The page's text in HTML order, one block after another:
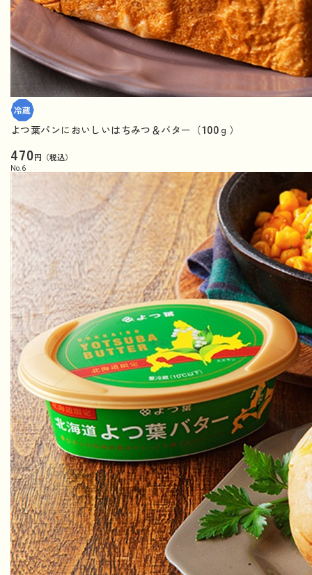
よつ葉パンにおいしいはちみつ＆バター（100ｇ）
470円（税込）
No. 6